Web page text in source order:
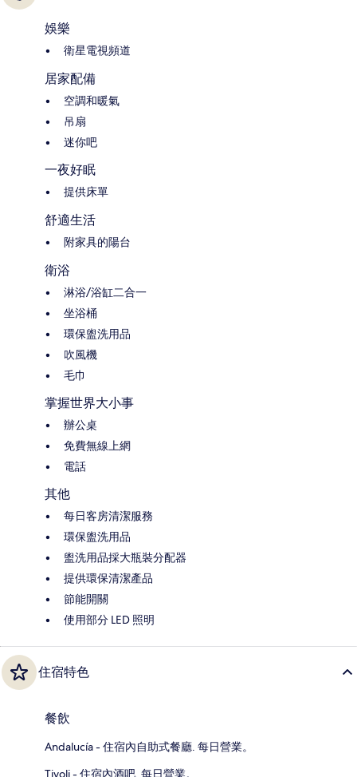
娛樂
衛星電視頻道
居家配備
空調和暖氣
吊扇
迷你吧
一夜好眠
提供床單
舒適生活
附家具的陽台
衛浴
淋浴/浴缸二合一
坐浴桶
環保盥洗用品
吹風機
毛巾
掌握世界大小事
辦公桌
免費無線上網
電話
其他
每日客房清潔服務
環保盥洗用品
盥洗用品採大瓶裝分配器
提供環保清潔產品
節能開關
使用部分 LED 照明
住宿特色
餐飲
Andalucía - 住宿內自助式餐廳. 每日營業。
Tivoli - 住宿內酒吧. 每日營業。